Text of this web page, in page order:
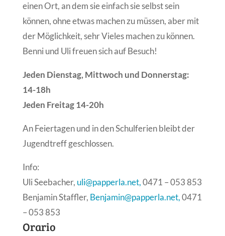
einen Ort, an dem sie einfach sie selbst sein
können, ohne etwas machen zu müssen, aber mit
der Möglichkeit, sehr Vieles machen zu können.
Benni und Uli freuen sich auf Besuch!
Jeden Dienstag, Mittwoch und Donnerstag:
14-18h
Jeden Freitag 14-20h
An Feiertagen und in den Schulferien bleibt der
Jugendtreff geschlossen.
Info:
Uli Seebacher, uli@papperla.net,0471 – 053 853
Benjamin Staffler, Benjamin@papperla.net,0471
– 053 853
Orario